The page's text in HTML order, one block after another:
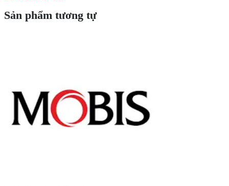
Sản phẩm tương tự